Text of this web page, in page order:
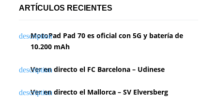
ARTÍCULOS RECIENTES
MotoPad Pad 70 es oficial con 5G y batería de
10.200 mAh
Ver en directo el FC Barcelona – Udinese
Ver en directo el Mallorca – SV Elversberg